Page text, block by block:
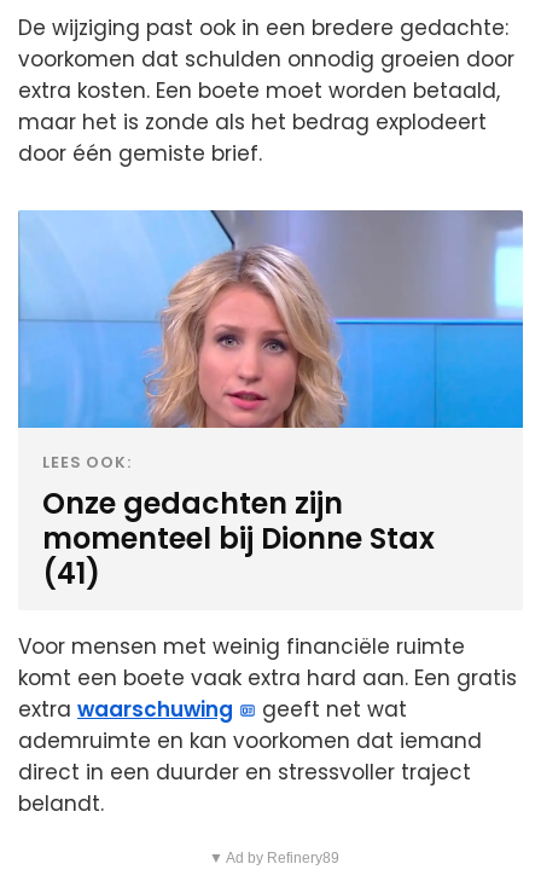
De wijziging past ook in een bredere gedachte:
voorkomen dat schulden onnodig groeien door
extra kosten. Een boete moet worden betaald,
maar het is zonde als het bedrag explodeert
door één gemiste brief.
LEES OOK:
Onze gedachten zijn
momenteel bij Dionne Stax
(41)
Voor mensen met weinig financiële ruimte
komt een boete vaak extra hard aan. Een gratis
extra waarschuwing
geeft net wat
ademruimte en kan voorkomen dat iemand
direct in een duurder en stressvoller traject
belandt.
▼ Ad by Refinery89